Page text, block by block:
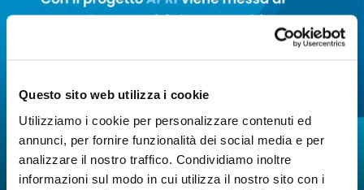
Questo sito web utilizza i cookie
Utilizziamo i cookie per personalizzare contenuti ed
annunci, per fornire funzionalità dei social media e per
analizzare il nostro traffico. Condividiamo inoltre
informazioni sul modo in cui utilizza il nostro sito con i